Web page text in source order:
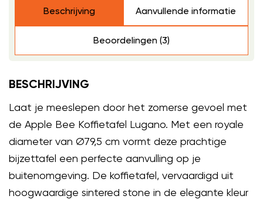
Beschrijving Aanvullende informatie
Beoordelingen (3)
BESCHRIJVING
Laat je meeslepen door het zomerse gevoel met
de Apple Bee Koffietafel Lugano. Met een royale
diameter van Ø79,5 cm vormt deze prachtige
bijzettafel een perfecte aanvulling op je
buitenomgeving. De koffietafel, vervaardigd uit
hoogwaardige sintered stone in de elegante kleur